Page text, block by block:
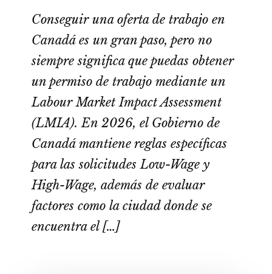
Conseguir una oferta de trabajo en
Canadá es un gran paso, pero no
siempre significa que puedas obtener
un permiso de trabajo mediante un
Labour Market Impact Assessment
(LMIA). En 2026, el Gobierno de
Canadá mantiene reglas específicas
para las solicitudes Low-Wage y
High-Wage, además de evaluar
factores como la ciudad donde se
encuentra el […]